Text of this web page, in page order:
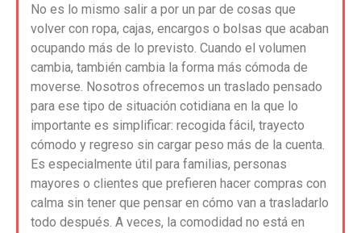
No es lo mismo salir a por un par de cosas que
volver con ropa, cajas, encargos o bolsas que acaban
ocupando más de lo previsto. Cuando el volumen
cambia, también cambia la forma más cómoda de
moverse. Nosotros ofrecemos un traslado pensado
para ese tipo de situación cotidiana en la que lo
importante es simplificar: recogida fácil, trayecto
cómodo y regreso sin cargar peso más de la cuenta.
Es especialmente útil para familias, personas
mayores o clientes que prefieren hacer compras con
calma sin tener que pensar en cómo van a trasladarlo
todo después. A veces, la comodidad no está en